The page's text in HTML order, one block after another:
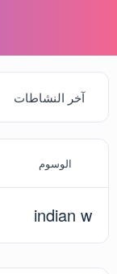
آخر النشاطات
الوسوم
indian w